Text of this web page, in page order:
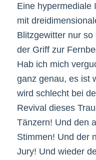
Eine hypermediale
mit
Blitzgewitter nur
der Griff zur
Hab ich mich
ganz genau, es ist
wird schlecht bei
Revival dieses
Tänzern! Und den
Stimmen! Und der
Jury! Und wieder